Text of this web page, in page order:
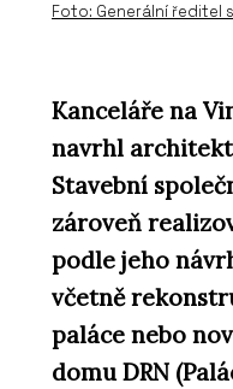
Foto: Generální ředitel
Kanceláře na
navrhl
Stavební
zároveň
podle jeho
včetně
paláce nebo
domu DRN